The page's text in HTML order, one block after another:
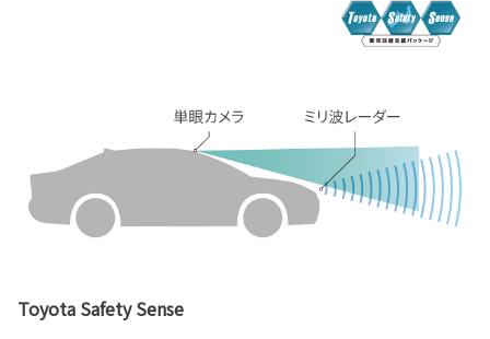
Toyota Safety Sense